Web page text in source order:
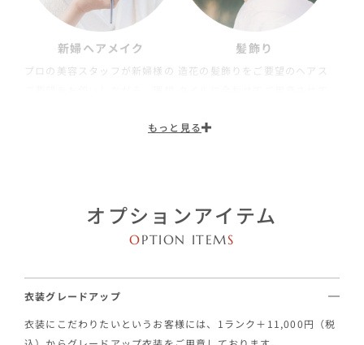
新婦ヘアメイク
プロの美容スタッフが新婦様の
髪飾り
造花の髪飾りをご要望のヘアス
もっと見る
オプションアイテム
OPTION ITEMS
衣装グレードアップ
衣装にこだわりたいというお客様には、1ランク＋11,000円（税